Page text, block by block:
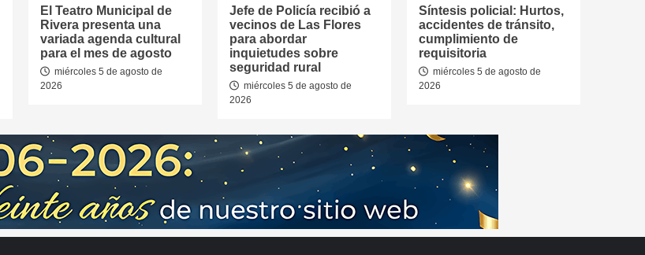
El Teatro Municipal de
Rivera presenta una
variada agenda cultural
para el mes de agosto
miércoles 5 de agosto de
2026
Jefe de Policía recibió a
vecinos de Las Flores
para abordar
inquietudes sobre
seguridad rural
miércoles 5 de agosto de
2026
Síntesis policial: Hurtos,
accidentes de tránsito,
cumplimiento de
requisitoria
miércoles 5 de agosto de
2026